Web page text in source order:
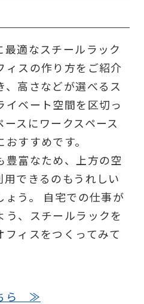
適なスチールラック
ィスの作り方をご紹介
、高さなどが選べるス
イベート空間を区切っ
スにワークスペース
すすめです。
豊富なため、上方の空
できるのもうれしい
ょう。 自宅での仕事が
う、スチールラックを
ィスをつくってみて
ちら ≫